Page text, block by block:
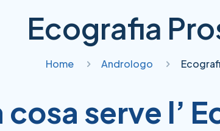
Ecografia
Home Andrologo
cosa serve l’